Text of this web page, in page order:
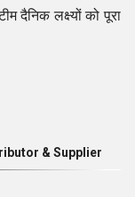
दैनिक लक्ष्यों को पूरा
& Supplier